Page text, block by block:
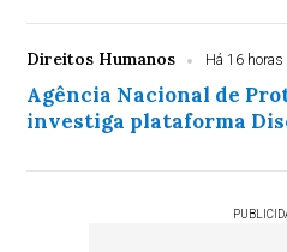
Direitos Humanos Há 16 horas
Agência Nacional de
investiga plataforma